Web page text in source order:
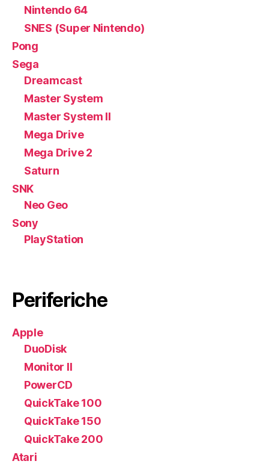
Nintendo 64
SNES (Super Nintendo)
Pong
Sega
Dreamcast
Master System
Master System II
Mega Drive
Mega Drive 2
Saturn
SNK
Neo Geo
Sony
PlayStation
Periferiche
Apple
DuoDisk
Monitor II
PowerCD
QuickTake 100
QuickTake 150
QuickTake 200
Atari